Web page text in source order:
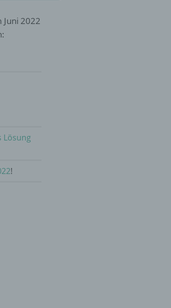
Juni 2022
Lösung
!